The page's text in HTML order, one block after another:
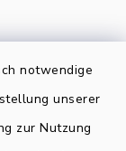
notwendige
unserer
zur Nutzung